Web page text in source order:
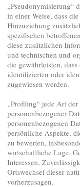
„Pseudonymisierung“
in einer Weise, dass
Hinzuziehung
spezifischen
diese zusätzlichen
und technischen und
die gewährleisten,
identifizierten oder
zugewiesen werden.
„Profiling“ jede Art
personenbezogener
personenbezogenen
persönliche Aspekte,
zu bewerten,
wirtschaftliche Lage,
Interessen,
Ortswechsel dieser
vorherzusagen.